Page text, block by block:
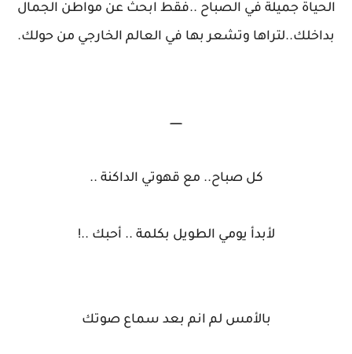
الحياة جميلة في الصباح ..فقط ابحث عن مواطن الجمال
بداخلك..لتراها وتشعر بها في العالم الخارجي من حولك.
ـــــــ
كل صباح.. مع قهوتي الداكنة ..
لأبدأ يومي الطويل بكلمة .. أحبك ..!
بالأمس لم انم بعد سماع صوتك